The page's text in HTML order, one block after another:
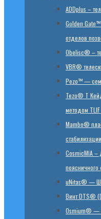
ADDplus –
Golden
отделов
Obelisc® –
VBR®
Pezo™ —
Tezo® T
методом
Mambo®
CosmicMIA –
поясничного
uNitas® —
Винт DTS®
Osmium® —